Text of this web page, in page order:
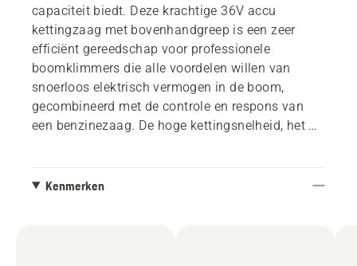
capaciteit biedt. Deze krachtige 36V accu
kettingzaag met bovenhandgreep is een zeer
efficiënt gereedschap voor professionele
boomklimmers die alle voordelen willen van
snoerloos elektrisch vermogen in de boom,
gecombineerd met de controle en respons van
een benzinezaag. De hoge kettingsnelheid, het X-
zaagsneden.
Kenmerken